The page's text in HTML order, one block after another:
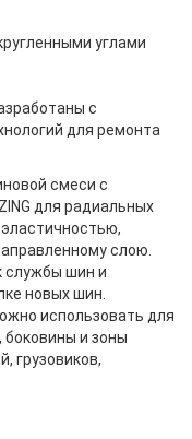
углами
с
для ремонта
смеси с
для радиальных
слою.
службы шин и
новых шин.
использовать для
и зоны
грузовиков,